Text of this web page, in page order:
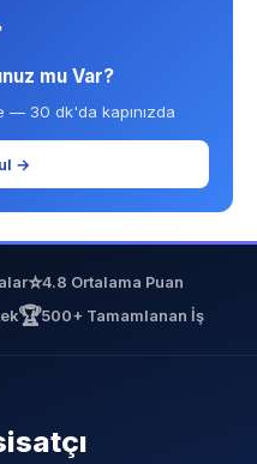
mu Var?
— 30 dk'da kapınızda
→
⭐4.8 Ortalama Puan
🏆500+ Tamamlanan İş